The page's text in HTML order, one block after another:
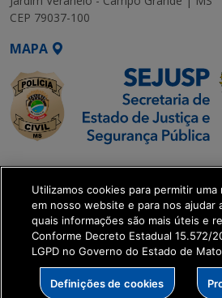
CEP 79037-100
MAPA
SETDIG | Secretaria-
Executiva de
Transformação Digital
get_footer();
Utilizamos cookies para permitir
em nosso website e para nos ajudar
quais informações são mais úteis e
Conforme Decreto Estadual 15.572/
LGPD no Governo do Estado de
Definições de cookies